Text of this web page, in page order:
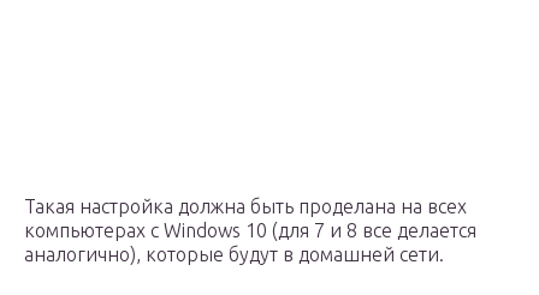
Такая настройка должна быть проделана на всех
компьютерах с Windows 10 (для 7 и 8 все делается
аналогично), которые будут в домашней сети.